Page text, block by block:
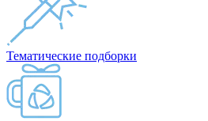
Тематические подборки